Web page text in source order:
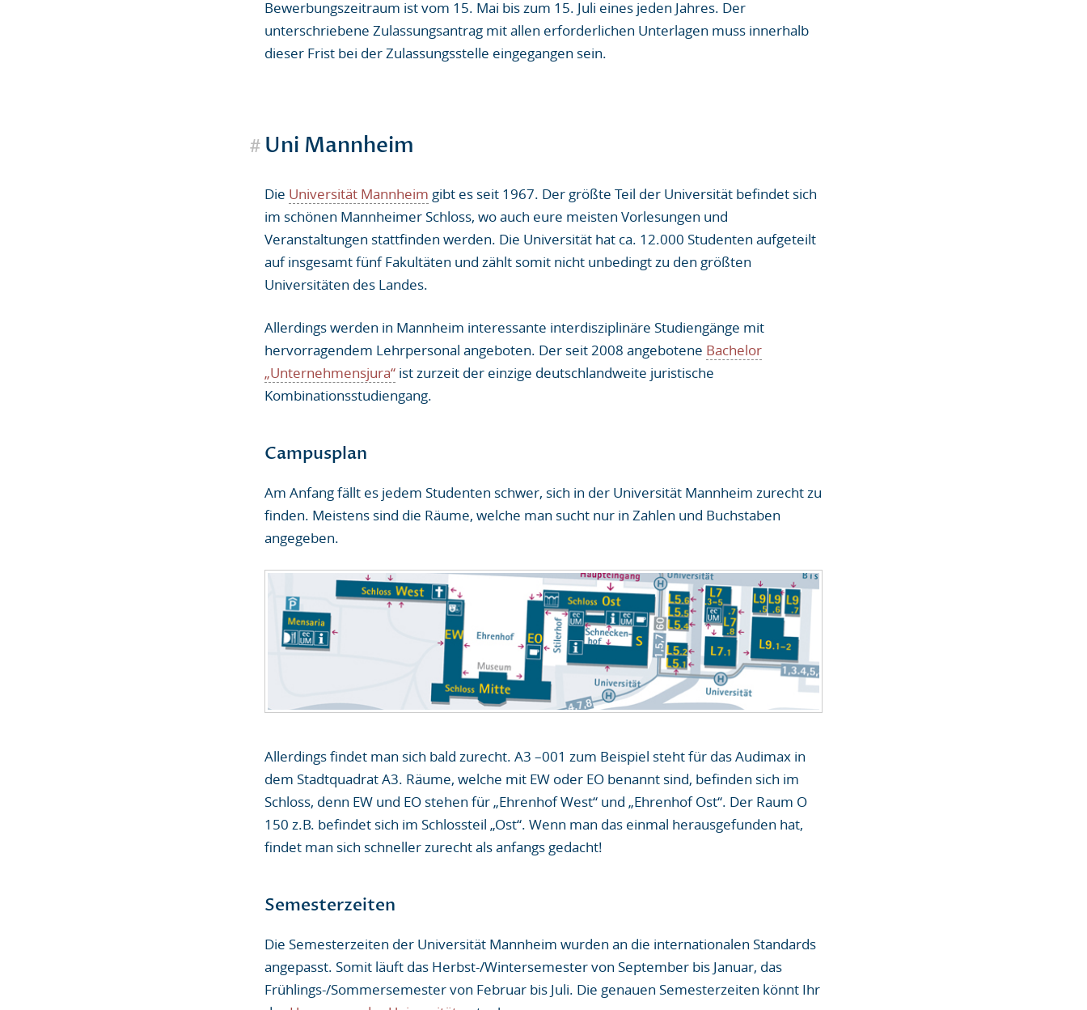
Bewerbungszeitraum ist vom 15. Mai bis zum 15. Juli eines jeden Jahres. Der
unterschriebene Zulassungsantrag mit allen erforderlichen Unterlagen muss innerhalb
dieser Frist bei der Zulassungsstelle eingegangen sein.
# Uni Mannheim
Die Universität Mannheim gibt es seit 1967. Der größte Teil der Universität befindet sich
im schönen Mannheimer Schloss, wo auch eure meisten Vorlesungen und
Veranstaltungen stattfinden werden. Die Universität hat ca. 12.000 Studenten aufgeteilt
auf insgesamt fünf Fakultäten und zählt somit nicht unbedingt zu den größten
Universitäten des Landes.
Allerdings werden in Mannheim interessante interdisziplinäre Studiengänge mit
hervorragendem Lehrpersonal angeboten. Der seit 2008 angebotene Bachelor
„Unternehmensjura“ ist zurzeit der einzige deutschlandweite juristische
Kombinationsstudiengang.
Campusplan
Am Anfang fällt es jedem Studenten schwer, sich in der Universität Mannheim zurecht zu
finden. Meistens sind die Räume, welche man sucht nur in Zahlen und Buchstaben
angegeben.
Allerdings findet man sich bald zurecht. A3 –001 zum Beispiel steht für das Audimax in
dem Stadtquadrat A3. Räume, welche mit EW oder EO benannt sind, befinden sich im
Schloss, denn EW und EO stehen für „Ehrenhof West“ und „Ehrenhof Ost“. Der Raum O
150 z.B. befindet sich im Schlossteil „Ost“. Wenn man das einmal herausgefunden hat,
findet man sich schneller zurecht als anfangs gedacht!
Semesterzeiten
Die Semesterzeiten der Universität Mannheim wurden an die internationalen Standards
angepasst. Somit läuft das Herbst-/Wintersemester von September bis Januar, das
Frühlings-/Sommersemester von Februar bis Juli. Die genauen Semesterzeiten könnt Ihr